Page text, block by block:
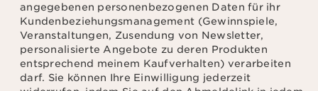
angegebenen personenbezogenen Daten für ihr
Kundenbeziehungsmanagement (Gewinnspiele,
Veranstaltungen, Zusendung von Newsletter,
personalisierte Angebote zu deren Produkten
entsprechend meinem Kaufverhalten) verarbeiten
darf. Sie können Ihre Einwilligung jederzeit